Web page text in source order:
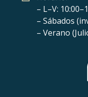
– L–V:
– Sábados
– Verano